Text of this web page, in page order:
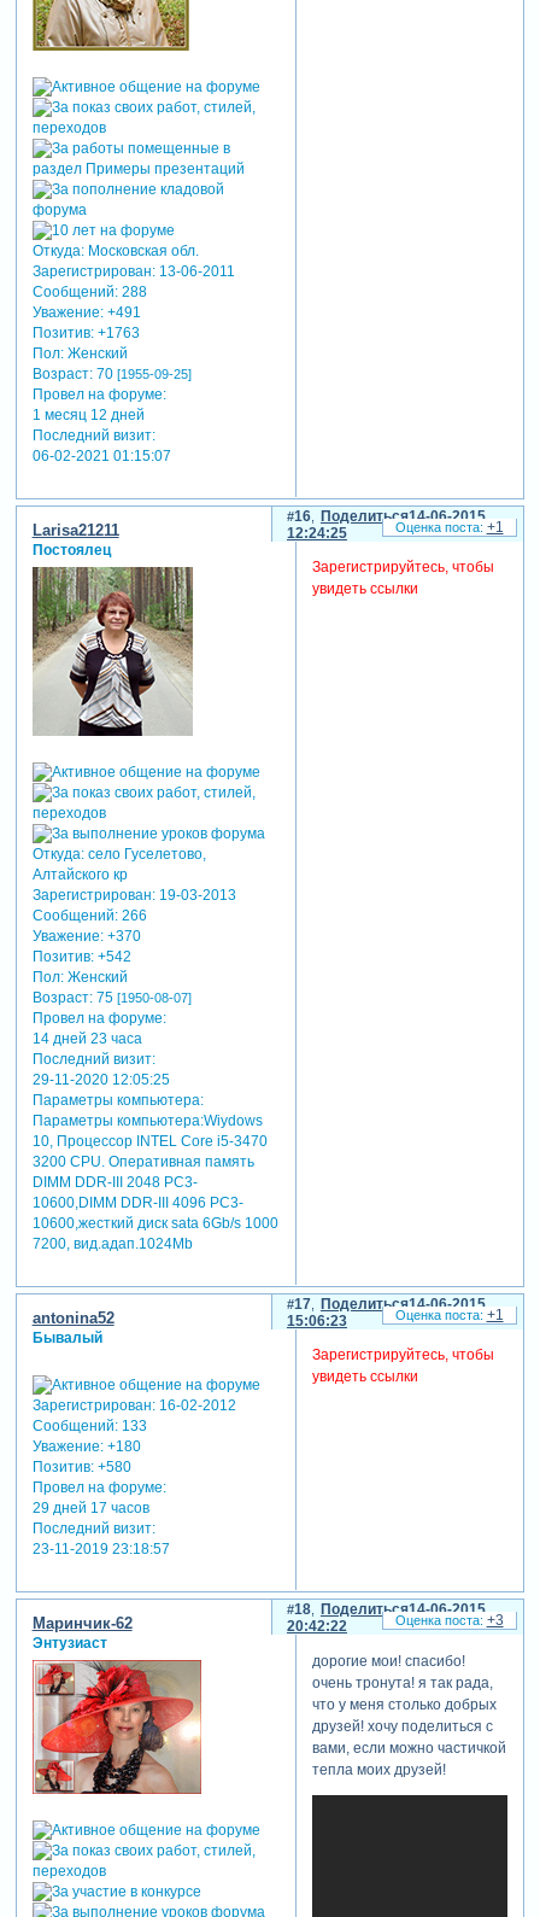
Откуда:Московская обл.
Зарегистрирован: 13-06-2011
Сообщений:288
Уважение: +491
Позитив: +1763
Пол:Женский
Возраст:70 [1955-09-25]
Провел на форуме:
1 месяц 12 дней
Последний визит:
06-02-2021 01:15:07
Поделиться
16
14-06-2015
12:24:25
Larisa21211
Постоялец
Откуда:село Гуселетово,
Алтайского кр
Зарегистрирован: 19-03-2013
Сообщений:266
Уважение: +370
Позитив: +542
Пол:Женский
Возраст:75 [1950-08-07]
Провел на форуме:
14 дней 23 часа
Последний визит:
29-11-2020 12:05:25
Параметры компьютера:
Параметры компьютера:Wiydows
10, Процессор INTEL Core i5-3470
3200 CРU. Оперативная память
DIMM DDR-III 2048 РC3-
10600,DIMM DDR-III 4096 РC3-
10600,жесткий диск sata 6Gb/s 1000
7200, вид.адап.1024Mb
Зарегистрируйтесь, чтобы
увидеть ссылки
+1
Поделиться
17
14-06-2015
15:06:23
antonina52
Бывалый
Зарегистрирован: 16-02-2012
Сообщений:133
Уважение: +180
Позитив: +580
Провел на форуме:
29 дней 17 часов
Последний визит:
23-11-2019 23:18:57
Зарегистрируйтесь, чтобы
увидеть ссылки
+1
Поделиться
18
14-06-2015
20:42:22
Маринчик-62
Энтузиаст
дорогие мои! спасибо!
очень тронута! я так рада,
что у меня столько добрых
друзей! хочу поделиться с
вами, если можно частичкой
тепла моих друзей!
+3